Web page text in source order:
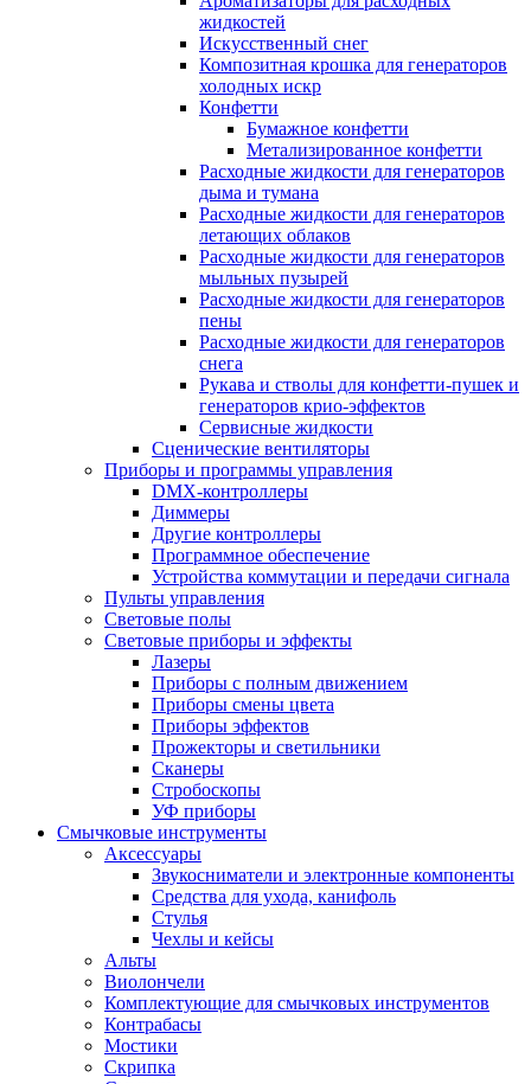
жидкостей
Искусственный снег
Композитная крошка для генераторов
холодных искр
Конфетти
Бумажное конфетти
Метализированное конфетти
Расходные жидкости для генераторов
дыма и тумана
Расходные жидкости для генераторов
летающих облаков
Расходные жидкости для генераторов
мыльных пузырей
Расходные жидкости для генераторов
пены
Расходные жидкости для генераторов
снега
Рукава и стволы для конфетти-пушек и
генераторов крио-эффектов
Сервисные жидкости
Сценические вентиляторы
Приборы и программы управления
DMX-контроллеры
Диммеры
Другие контроллеры
Программное обеспечение
Устройства коммутации и передачи сигнала
Пульты управления
Световые полы
Световые приборы и эффекты
Лазеры
Приборы с полным движением
Приборы смены цвета
Приборы эффектов
Прожекторы и светильники
Сканеры
Стробоскопы
УФ приборы
Смычковые инструменты
Аксессуары
Звукосниматели и электронные компоненты
Средства для ухода, канифоль
Стулья
Чехлы и кейсы
Альты
Виолончели
Комплектующие для смычковых инструментов
Контрабасы
Мостики
Скрипка